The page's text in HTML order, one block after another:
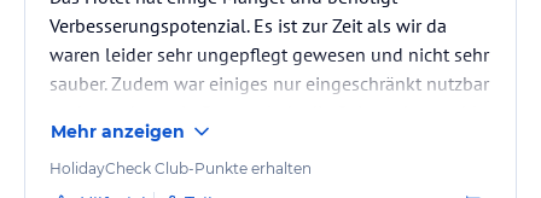
lies vor der Buchung die verbindlichen Angebotsdetails
jeweiligen Veranstalters.
Verbesserungspotenzial. Es ist zur Zeit als wir da
waren leider sehr ungepflegt gewesen und nicht sehr
sauber. Zudem war einiges nur eingeschränkt nutzbar
erst ab 01.06. startet, was keiner wusste. Snack Bar
war noch komplett zu, dadurch waren manche Gäste
Mehr anzeigen
HolidayCheck Club-Punkte erhalten